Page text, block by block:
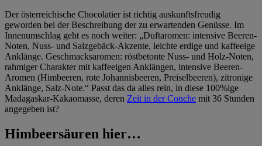
Der österreichische Chocolatier ist richtig auskunftsfreudig
geworden bei der Beschreibung der zu erwartenden Genüsse. Im
Innenumschlag geht es noch weiter: „Duftaromen: intensive Beeren-
Noten, Nuss- und Salzgebäck-Akzente, leichte erdige und kaffeeige
Anklänge. Geschmacksaromen: röstbetonte Nuss- und Holz-Noten,
rahmiger Charakter mit kaffeeigen Anklängen, intensive Beeren-
Aromen (Himbeeren, rote Johannisbeeren, Preiselbeeren), zitronige
Anklänge, Salz-Note.“ Passt das da alles rein, in diese 100%ige
Madagaskar-Kakaomasse, deren Zeit in der Conche mit 36 Stunden
angegeben ist?
Himbeersäuren hier…